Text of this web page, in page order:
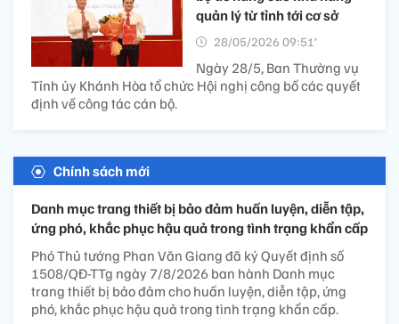
quản lý từ tỉnh tới cơ sở
28/05/2026 09:51’
Ngày 28/5, Ban Thường vụ
Tỉnh ủy Khánh Hòa tổ chức Hội nghị công bố các quyết
định về công tác cán bộ.
Chính sách mới
Danh mục trang thiết bị bảo đảm huấn luyện, diễn tập,
ứng phó, khắc phục hậu quả trong tình trạng khẩn cấp
Phó Thủ tướng Phan Văn Giang đã ký Quyết định số
1508/QĐ-TTg ngày 7/8/2026 ban hành Danh mục
trang thiết bị bảo đảm cho huấn luyện, diễn tập, ứng
phó, khắc phục hậu quả trong tình trạng khẩn cấp.